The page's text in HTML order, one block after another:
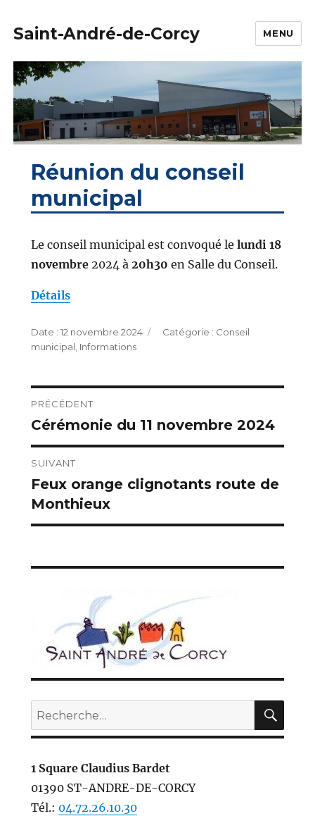
Saint-André-de-Corcy MENU
Réunion du conseil
municipal
Le conseil municipal est convoqué le lundi 18
novembre2024 à 20h30 en Salle du Conseil.
Détails
Publié
le
12 novembre 2024 Catégories
Conseil
municipal Informations
Navigation
de
l’article
PRÉCÉDENT
Publication
précédente :
Cérémonie du 11 novembre 2024
SUIVANT
Publication
suivante :
Feux orange clignotants route de
Monthieux
Recherche
pour :
1 Square Claudius Bardet
01390 ST-ANDRE-DE-CORCY
Tél.: 04.72.26.10.30